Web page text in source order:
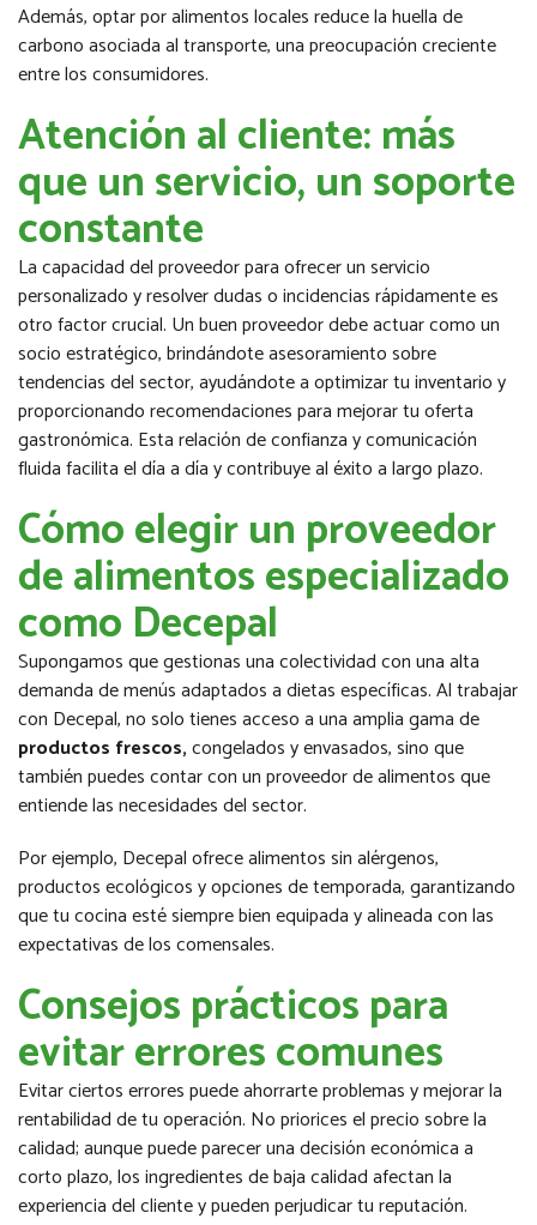
Además, optar por alimentos locales reduce la huella de
carbono asociada al transporte, una preocupación creciente
entre los consumidores.
Atención al cliente: más
que un servicio, un soporte
constante
La capacidad del proveedor para ofrecer un servicio
personalizado y resolver dudas o incidencias rápidamente es
otro factor crucial. Un buen proveedor debe actuar como un
socio estratégico, brindándote asesoramiento sobre
tendencias del sector, ayudándote a optimizar tu inventario y
proporcionando recomendaciones para mejorar tu oferta
gastronómica. Esta relación de confianza y comunicación
fluida facilita el día a día y contribuye al éxito a largo plazo.
Cómo elegir un proveedor
de alimentos especializado
como Decepal
Supongamos que gestionas una colectividad con una alta
demanda de menús adaptados a dietas específicas. Al trabajar
con Decepal, no solo tienes acceso a una amplia gama de
productos frescos,congelados y envasados, sino que
también puedes contar con un proveedor de alimentos que
entiende las necesidades del sector.
Por ejemplo, Decepal ofrece alimentos sin alérgenos,
productos ecológicos y opciones de temporada, garantizando
que tu cocina esté siempre bien equipada y alineada con las
expectativas de los comensales.
Consejos prácticos para
evitar errores comunes
Evitar ciertos errores puede ahorrarte problemas y mejorar la
rentabilidad de tu operación. No priorices el precio sobre la
calidad; aunque puede parecer una decisión económica a
corto plazo, los ingredientes de baja calidad afectan la
experiencia del cliente y pueden perjudicar tu reputación.